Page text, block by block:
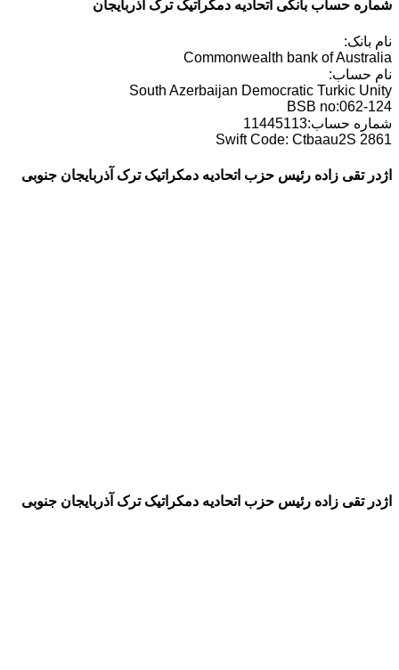
شماره حساب بانکی اتحادیه دمکراتیک ترک آذربایجان
نام بانک:
Commonwealth bank of Australia
نام حساب:
South Azerbaijan Democratic Turkic Unity
BSB no:062-124
شماره حساب:11445113
Swift Code: Ctbaau2S 2861
اژدر تقی زاده رئیس حزب اتحادیه دمکراتیک ترک آذربایجان جنوبی
اژدر تقی زاده رئیس حزب اتحادیه دمکراتیک ترک آذربایجان جنوبی